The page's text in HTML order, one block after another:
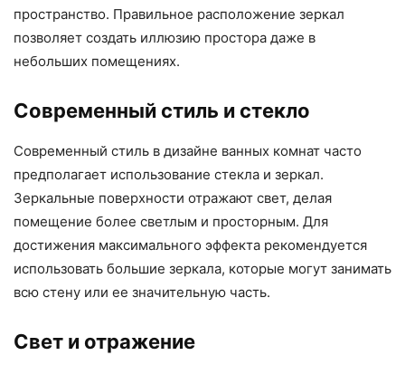
пространство. Правильное расположение зеркал
позволяет создать иллюзию простора даже в
небольших помещениях.
Современный стиль и стекло
Современный стиль в дизайне ванных комнат часто
предполагает использование стекла и зеркал.
Зеркальные поверхности отражают свет, делая
помещение более светлым и просторным. Для
достижения максимального эффекта рекомендуется
использовать большие зеркала, которые могут занимать
всю стену или ее значительную часть.
Свет и отражение